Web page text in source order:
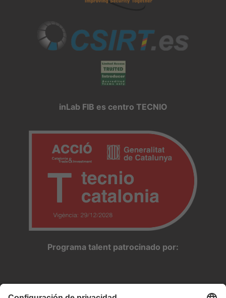
inLab FIB es centro TECNIO
Programa talent patrocinado por: